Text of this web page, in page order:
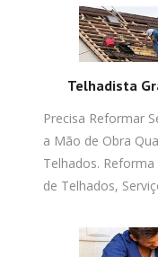
Telhadista
Precisa Reformar
a Mão de Obra
Telhados.
de Telhados,